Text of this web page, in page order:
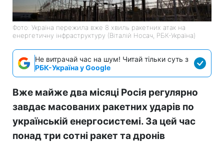
Фото: Україна пережила вже 8 хвиль ракетних атак на
енергетичну інфраструктуру (Віталій Носач, РБК-Україна)
Не витрачай час на шум! Читай тільки суть з
РБК-Україна у Google
Вже майже два місяці Росія регулярно
завдає масованих ракетних ударів по
українській енергосистемі. За цей час
понад три сотні ракет та дронів